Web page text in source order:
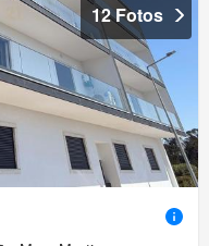
12 Fotos